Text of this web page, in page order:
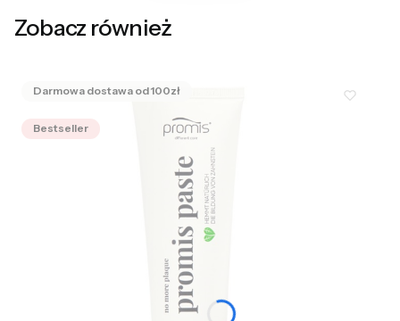
Zobacz również
Bestseller